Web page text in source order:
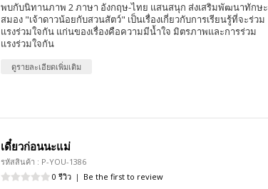
พบกับนิทานภาพ 2 ภาษา อังกฤษ-ไทย แสนสนุก ส่งเสริมพัฒนาทักษะ
สมอง "เจ้าดาวน้อยกับสวนสัตว์" เป็นเรื่องเกี่ยวกับการเรียนรู้ที่จะร่วม
แรงร่วมใจกัน แก่นของเรื่องคือความมีน้ำใจ มิตรภาพและการร่วม
แรงร่วมใจกัน
ดูรายละเอียดเพิ่มเติม
เดี๋ยวก่อนนะแม่
รหัสสินค้า : P-YOU-1386
0 รีวิว | Be the first to review